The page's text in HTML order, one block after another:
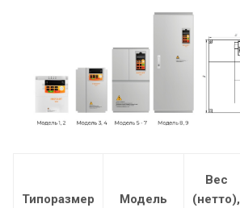
Типоразмер Модель
Вес
(нетто),